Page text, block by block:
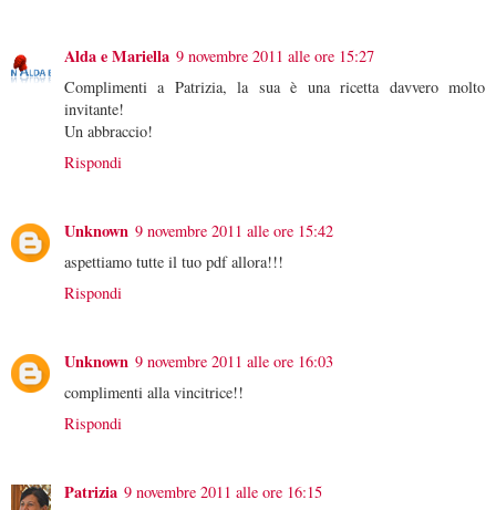
Alda e Mariella 9 novembre 2011 alle ore 15:27
Complimenti a Patrizia, la sua è una ricetta davvero molto
invitante!
Un abbraccio!
Rispondi
Unknown 9 novembre 2011 alle ore 15:42
aspettiamo tutte il tuo pdf allora!!!
Rispondi
Unknown 9 novembre 2011 alle ore 16:03
complimenti alla vincitrice!!
Rispondi
Patrizia 9 novembre 2011 alle ore 16:15